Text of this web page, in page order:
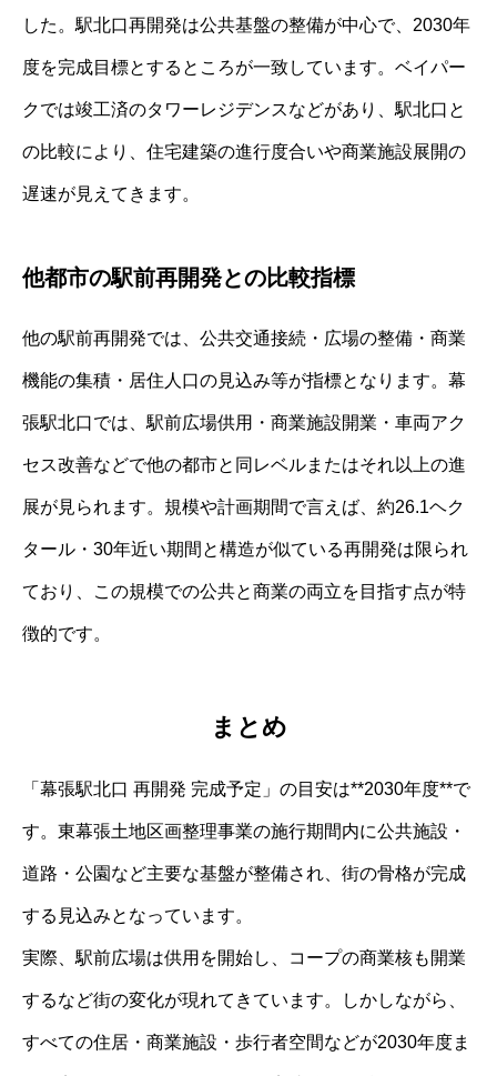
した。駅北口再開発は公共基盤の整備が中心で、2030年
度を完成目標とするところが一致しています。ベイパー
クでは竣工済のタワーレジデンスなどがあり、駅北口と
の比較により、住宅建築の進行度合いや商業施設展開の
遅速が見えてきます。
他都市の駅前再開発との比較指標
他の駅前再開発では、公共交通接続・広場の整備・商業
機能の集積・居住人口の見込み等が指標となります。幕
張駅北口では、駅前広場供用・商業施設開業・車両アク
セス改善などで他の都市と同レベルまたはそれ以上の進
展が見られます。規模や計画期間で言えば、約26.1ヘク
タール・30年近い期間と構造が似ている再開発は限られ
ており、この規模での公共と商業の両立を目指す点が特
徴的です。
まとめ
「幕張駅北口 再開発 完成予定」の目安は**2030年度**で
す。東幕張土地区画整理事業の施行期間内に公共施設・
道路・公園など主要な基盤が整備され、街の骨格が完成
する見込みとなっています。
実際、駅前広場は供用を開始し、コープの商業核も開業
するなど街の変化が現れてきています。しかしながら、
すべての住居・商業施設・歩行者空間などが2030年度ま